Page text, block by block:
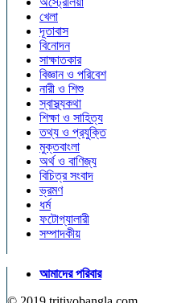
খেলা
দূতাবাস
বিনোদন
সাক্ষাতকার
বিজ্ঞান ও পরিবেশ
নারী ও শিশু
স্বাস্থ্যকথা
শিক্ষা ও সাহিত্য
তথ্য ও প্রযুক্তি
মুক্তবাংলা
অর্থ ও বাণিজ্য
বিচিত্র সংবাদ
ভ্রমণ
ধর্ম
ফটোগ্যালারী
সম্পাদকীয়
আমাদের পরিবার